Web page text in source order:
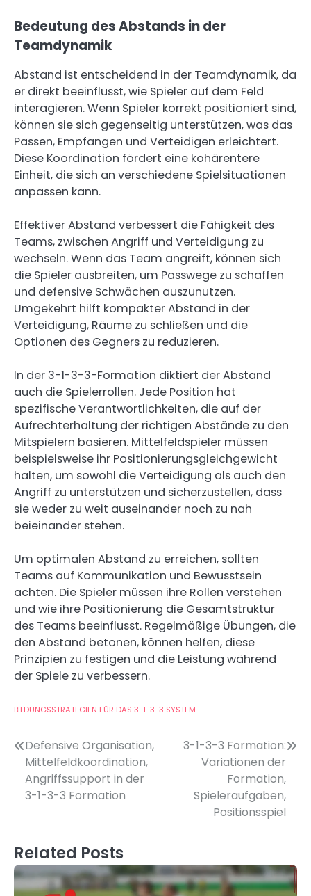
Bedeutung des Abstands in der
Teamdynamik
Abstand ist entscheidend in der Teamdynamik, da
er direkt beeinflusst, wie Spieler auf dem Feld
interagieren. Wenn Spieler korrekt positioniert sind,
können sie sich gegenseitig unterstützen, was das
Passen, Empfangen und Verteidigen erleichtert.
Diese Koordination fördert eine kohärentere
Einheit, die sich an verschiedene Spielsituationen
anpassen kann.
Effektiver Abstand verbessert die Fähigkeit des
Teams, zwischen Angriff und Verteidigung zu
wechseln. Wenn das Team angreift, können sich
die Spieler ausbreiten, um Passwege zu schaffen
und defensive Schwächen auszunutzen.
Umgekehrt hilft kompakter Abstand in der
Verteidigung, Räume zu schließen und die
Optionen des Gegners zu reduzieren.
In der 3-1-3-3-Formation diktiert der Abstand
auch die Spielerrollen. Jede Position hat
spezifische Verantwortlichkeiten, die auf der
Aufrechterhaltung der richtigen Abstände zu den
Mitspielern basieren. Mittelfeldspieler müssen
beispielsweise ihr Positionierungsgleichgewicht
halten, um sowohl die Verteidigung als auch den
Angriff zu unterstützen und sicherzustellen, dass
sie weder zu weit auseinander noch zu nah
beieinander stehen.
Um optimalen Abstand zu erreichen, sollten
Teams auf Kommunikation und Bewusstsein
achten. Die Spieler müssen ihre Rollen verstehen
und wie ihre Positionierung die Gesamtstruktur
des Teams beeinflusst. Regelmäßige Übungen, die
den Abstand betonen, können helfen, diese
Prinzipien zu festigen und die Leistung während
der Spiele zu verbessern.
BILDUNGSSTRATEGIEN FÜR DAS 3-1-3-3 SYSTEM
Post
navigation
Defensive Organisation,
Mittelfeldkoordination,
Angriffssupport in der
3-1-3-3 Formation
3-1-3-3 Formation:
Variationen der
Formation,
Spieleraufgaben,
Positionsspiel
Related Posts